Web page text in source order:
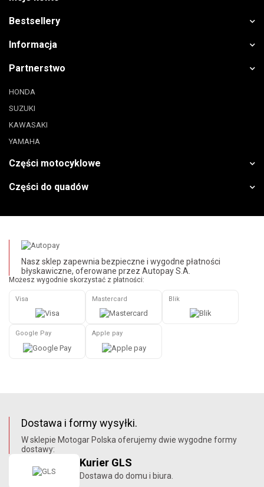
Bestsellery
Informacja
Partnerstwo
HONDA
SUZUKI
KAWASAKI
YAMAHA
Części motocyklowe
Części do quadów
Nasz sklep zapewnia bezpieczne i wygodne płatności
błyskawiczne, oferowane przez Autopay S.A.
Możesz wygodnie skorzystać z płatności:
Visa Mastercard Blik
Google Pay Apple pay
Dostawa i formy wysyłki.
W sklepie Motogar Polska oferujemy dwie wygodne formy
dostawy:
Kurier GLS
Dostawa do domu i biura.